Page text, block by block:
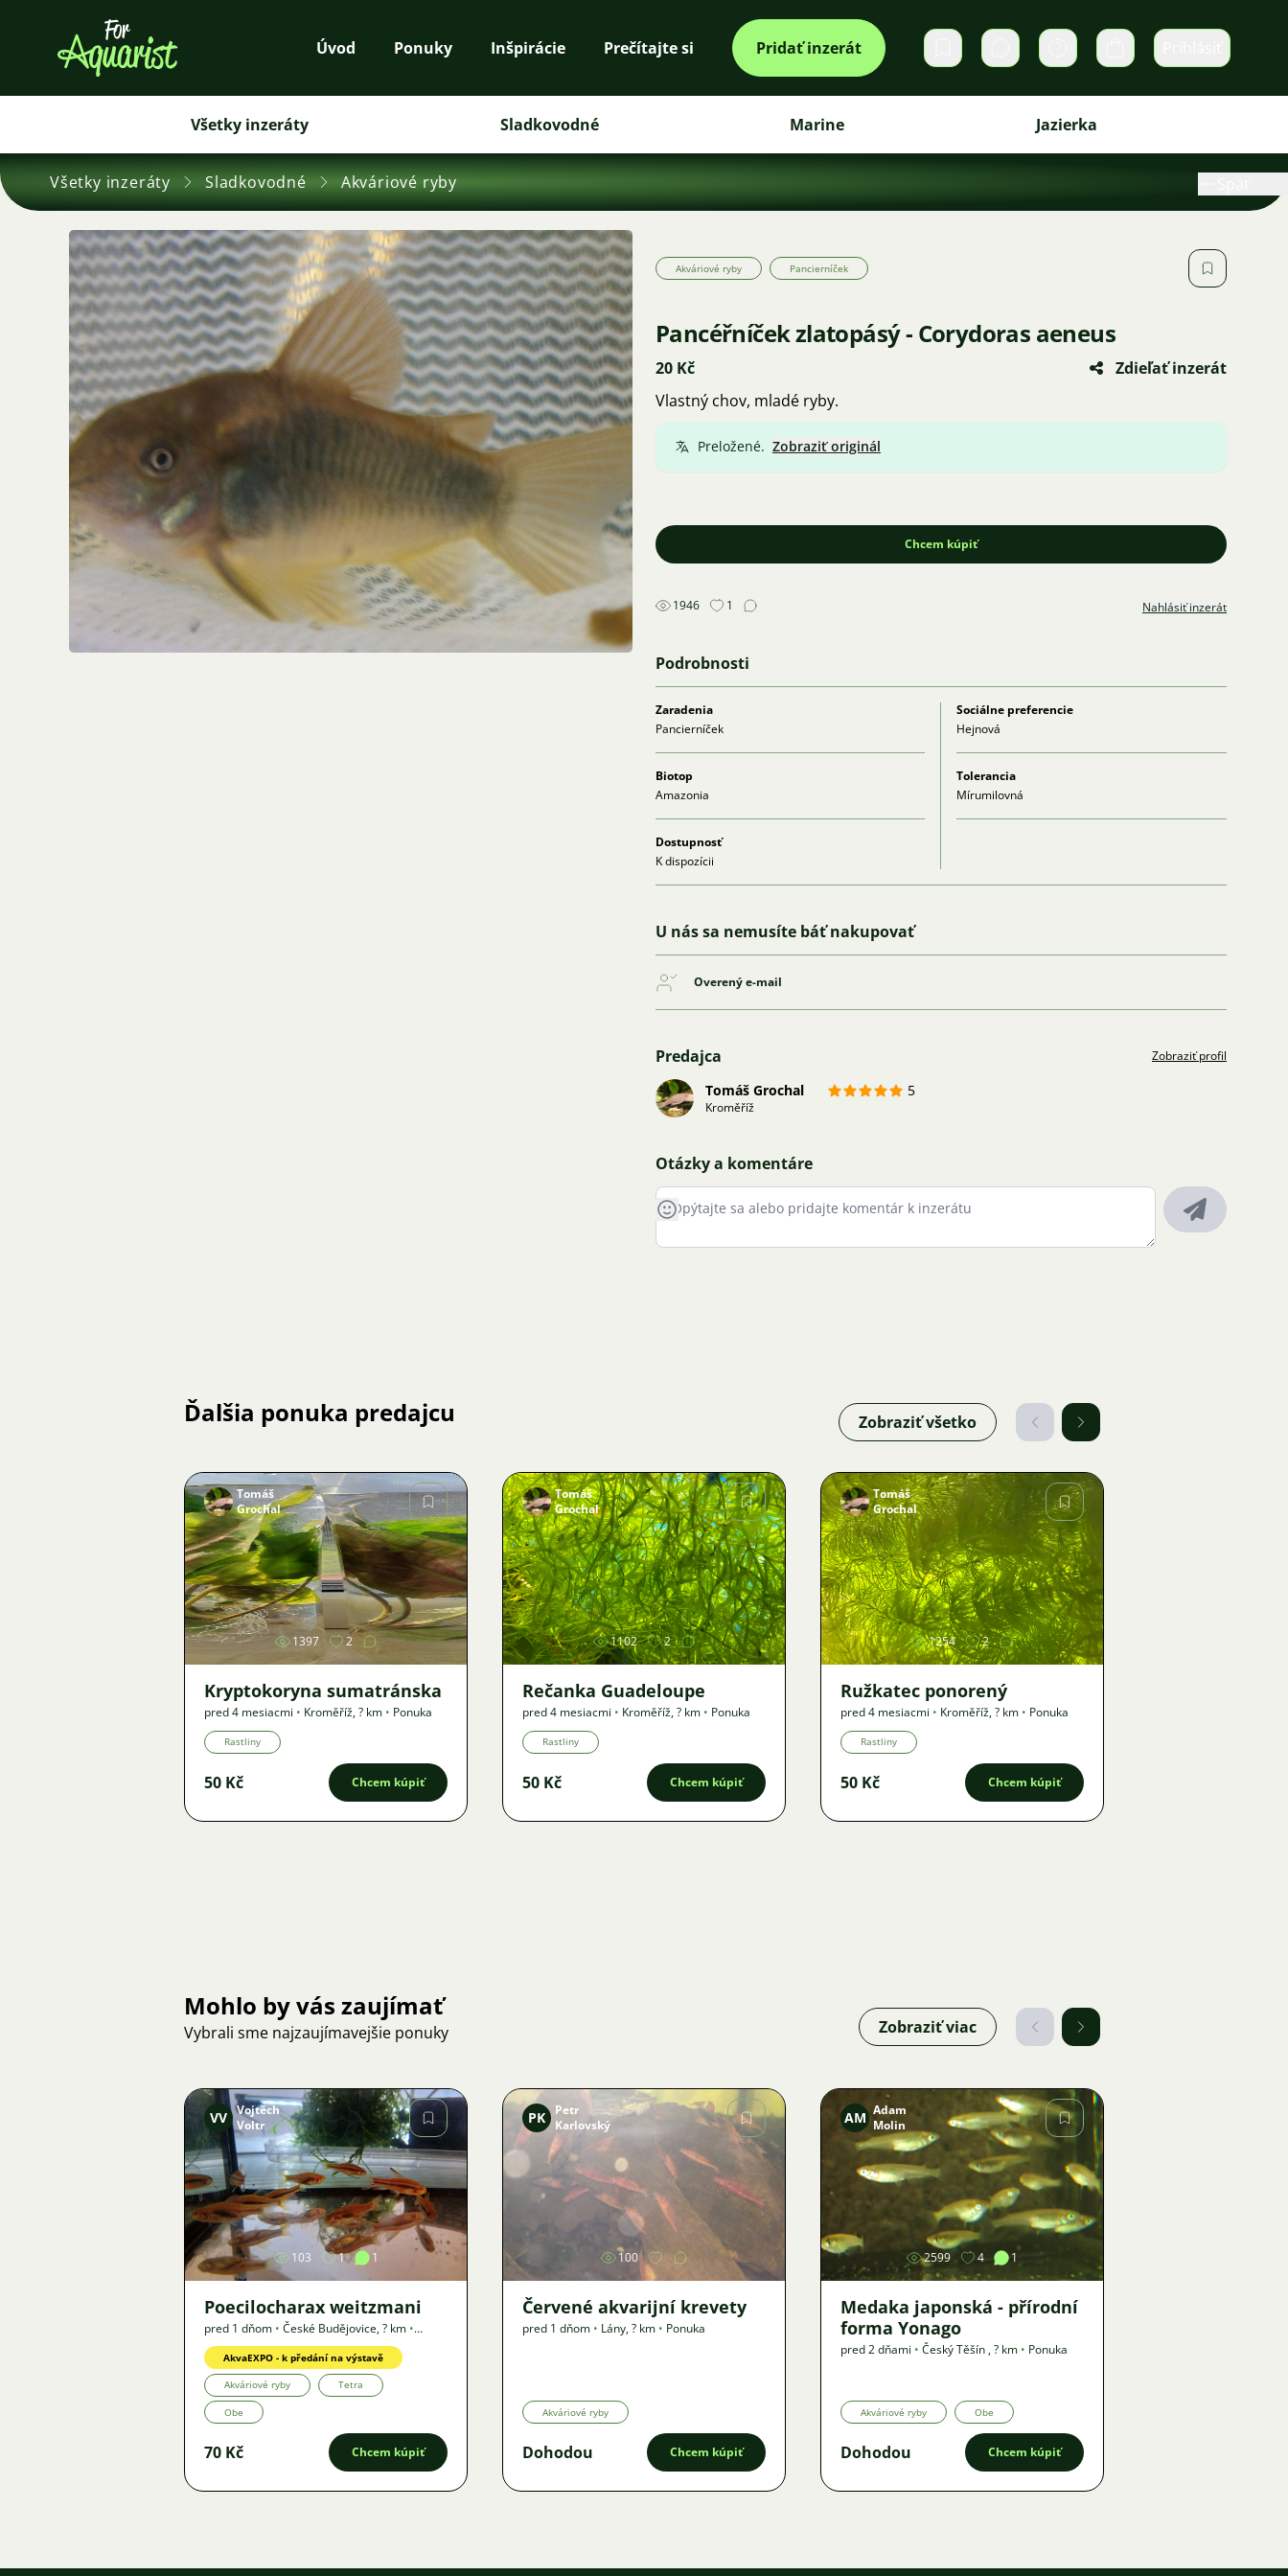
Úvod Ponuky Inšpirácie Prečítajte si Pridať inzerát Súkromné správy Košík
Všetky inzeráty Sladkovodné Marine Jazierka
Všetky inzeráty Sladkovodné Akváriové ryby
Akváriové ryby Pancierníček
Pancéřníček zlatopásý - Corydoras aeneus
20 Kč
Zdieľať inzerát
Vlastný chov, mladé ryby.
Preložené. Zobraziť originál
Chcem kúpiť
1946 1 Nahlásiť inzerát
Podrobnosti
Zaradenia
Pancierníček
Sociálne preferencie
Hejnová
Biotop
Amazonia
Tolerancia
Mírumilovná
Dostupnosť
K dispozícii
U nás sa nemusíte báť nakupovať
Overený e-mail
Predajca Zobraziť profil
Tomáš Grochal 5
Kroměříž
Otázky a komentáre
Ďalšia ponuka predajcu Zobraziť všetko
Obrázok
Tomáš
Grochal
1397 2
Kryptokoryna sumatránska
pred 4 mesiacmi • Kroměříž,? km • Ponuka
Rastliny
50 Kč Chcem kúpiť
Obrázok
Tomáš
Grochal
1102 2
Rečanka Guadeloupe
pred 4 mesiacmi • Kroměříž,? km • Ponuka
Rastliny
50 Kč Chcem kúpiť
Obrázok
Tomáš
Grochal
1254 2
Ružkatec ponorený
pred 4 mesiacmi • Kroměříž,? km • Ponuka
Rastliny
50 Kč Chcem kúpiť
Mohlo by vás zaujímať
Vybrali sme najzaujímavejšie ponuky Zobraziť viac
Obrázok
VV Vojtěch
Voltr
103 1 1
Poecilocharax weitzmani
pred 1 dňom • České Budějovice,? km •
Ponuka
AkvaEXPO - k předání na výstavě
Akváriové ryby Tetra
Obe
70 Kč Chcem kúpiť
Obrázok
PK
Petr
Karlovský
100
Červené akvarijní krevety
pred 1 dňom • Lány,? km • Ponuka
Akváriové ryby
Dohodou Chcem kúpiť
Obrázok
AM Adam
Molin
2599 4 1
Medaka japonská - přírodní
forma Yonago
pred 2 dňami • Český Těšín ,? km • Ponuka
Akváriové ryby Obe
Dohodou Chcem kúpiť